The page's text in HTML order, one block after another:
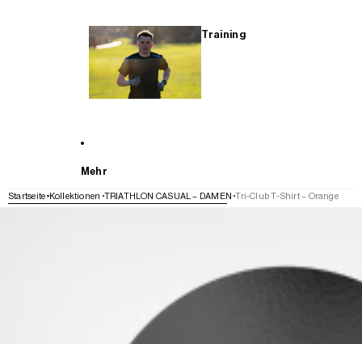
Training
Mehr
Startseite Kollektionen TRIATHLON CASUAL – DAMEN Tri-Club T-Shirt – Orange
WEITER ZU DEN PRODUKTINFORMATIONEN